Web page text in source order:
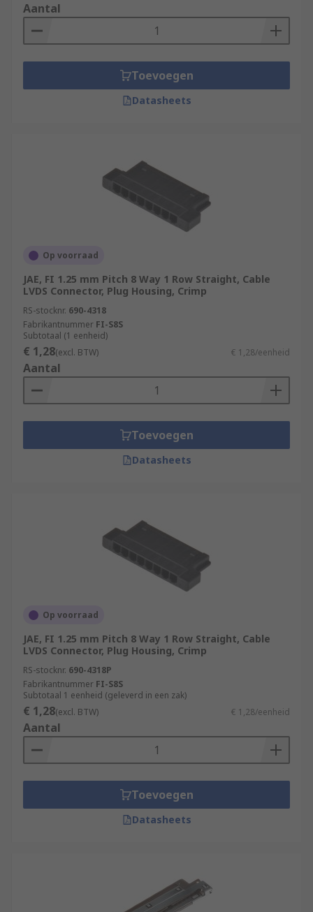
Aantal
Toevoegen
Datasheets
Op voorraad
JAE, FI 1.25 mm Pitch 8 Way 1 Row Straight, Cable
LVDS Connector, Plug Housing, Crimp
RS-stocknr. 690-4318
Fabrikantnummer FI-S8S
Subtotaal (1 eenheid)
€ 1,28(excl. BTW) € 1,28/eenheid
Aantal
Toevoegen
Datasheets
Op voorraad
JAE, FI 1.25 mm Pitch 8 Way 1 Row Straight, Cable
LVDS Connector, Plug Housing, Crimp
RS-stocknr. 690-4318P
Fabrikantnummer FI-S8S
Subtotaal 1 eenheid (geleverd in een zak)
€ 1,28(excl. BTW) € 1,28/eenheid
Aantal
Toevoegen
Datasheets